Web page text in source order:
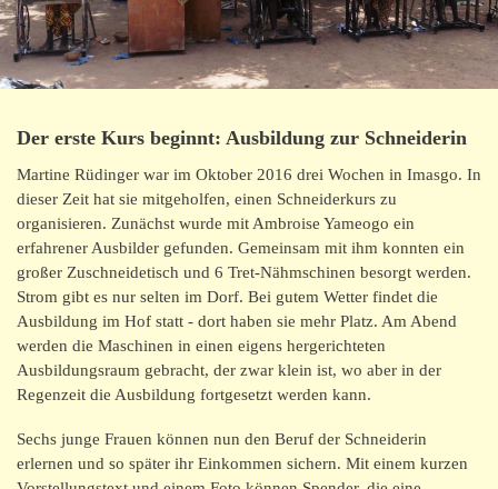
Der erste Kurs beginnt: Ausbildung zur Schneiderin
Martine Rüdinger war im Oktober 2016 drei Wochen in Imasgo. In
dieser Zeit hat sie mitgeholfen, einen Schneiderkurs zu
organisieren. Zunächst wurde mit Ambroise Yameogo ein
erfahrener Ausbilder gefunden. Gemeinsam mit ihm konnten ein
großer Zuschneidetisch und 6 Tret-Nähmschinen besorgt werden.
Strom gibt es nur selten im Dorf. Bei gutem Wetter findet die
Ausbildung im Hof statt - dort haben sie mehr Platz. Am Abend
werden die Maschinen in einen eigens hergerichteten
Ausbildungsraum gebracht, der zwar klein ist, wo aber in der
Regenzeit die Ausbildung fortgesetzt werden kann.
Sechs junge Frauen können nun den Beruf der Schneiderin
erlernen und so später ihr Einkommen sichern. Mit einem kurzen